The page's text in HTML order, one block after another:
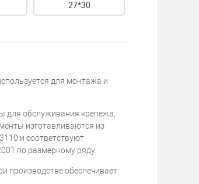
27*30
для монтажа и
для обслуживания крепежа,
изготавливаются из
и соответствуют
по размерному ряду.
производстве обеспечивает